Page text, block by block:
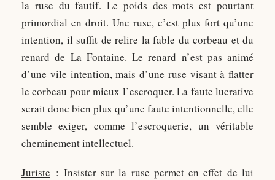
la ruse du fautif. Le poids des mots est pourtant
primordial en droit. Une ruse, c’est plus fort qu’une
intention, il suffit de relire la fable du corbeau et du
renard de La Fontaine. Le renard n’est pas animé
d’une vile intention, mais d’une ruse visant à flatter
le corbeau pour mieux l’escroquer. La faute lucrative
serait donc bien plus qu’une faute intentionnelle, elle
semble exiger, comme l’escroquerie, un véritable
cheminement intellectuel.
Juriste : Insister sur la ruse permet en effet de lui